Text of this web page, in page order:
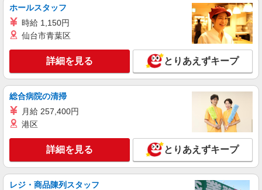
キープ 詳細を見る
派遣社員
株式会社スタッフサービス・メディカル 東東京医療オフィス（お仕
事No.W10505158）
NEW
看護助手
時給1600円
詳細を見る
株式会社スタッフサービス・メディカル 東東京医療オフィス（お仕
事No.W10515059）
NEW
ホールスタッフ
時給 1,150円
仙台市青葉区
詳細を見る とりあえずキープ
総合病院の清掃
月給 257,400円
港区
詳細を見る とりあえずキープ
レジ・商品陳列スタッフ